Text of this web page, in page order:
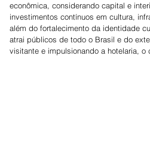
econômica, considerando capital e
investimentos contínuos em cultura,
além do fortalecimento da identidade
atrai públicos de todo o Brasil e do
visitante e impulsionando a hotelaria, o